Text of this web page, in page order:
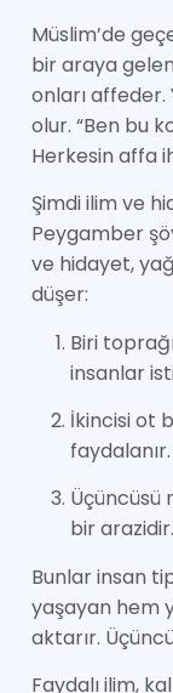
Müslim’de
bir araya
onları
olur. “Ben bu
Herkesin affa
Şimdi ilim ve
Peygamber
ve hidayet,
düşer:
Biri
insanlar
İkincisi ot
faydalanır.
Üçüncüsü
bir arazidir.
Bunlar insan
yaşayan hem
aktarır.
Faydalı ilim,